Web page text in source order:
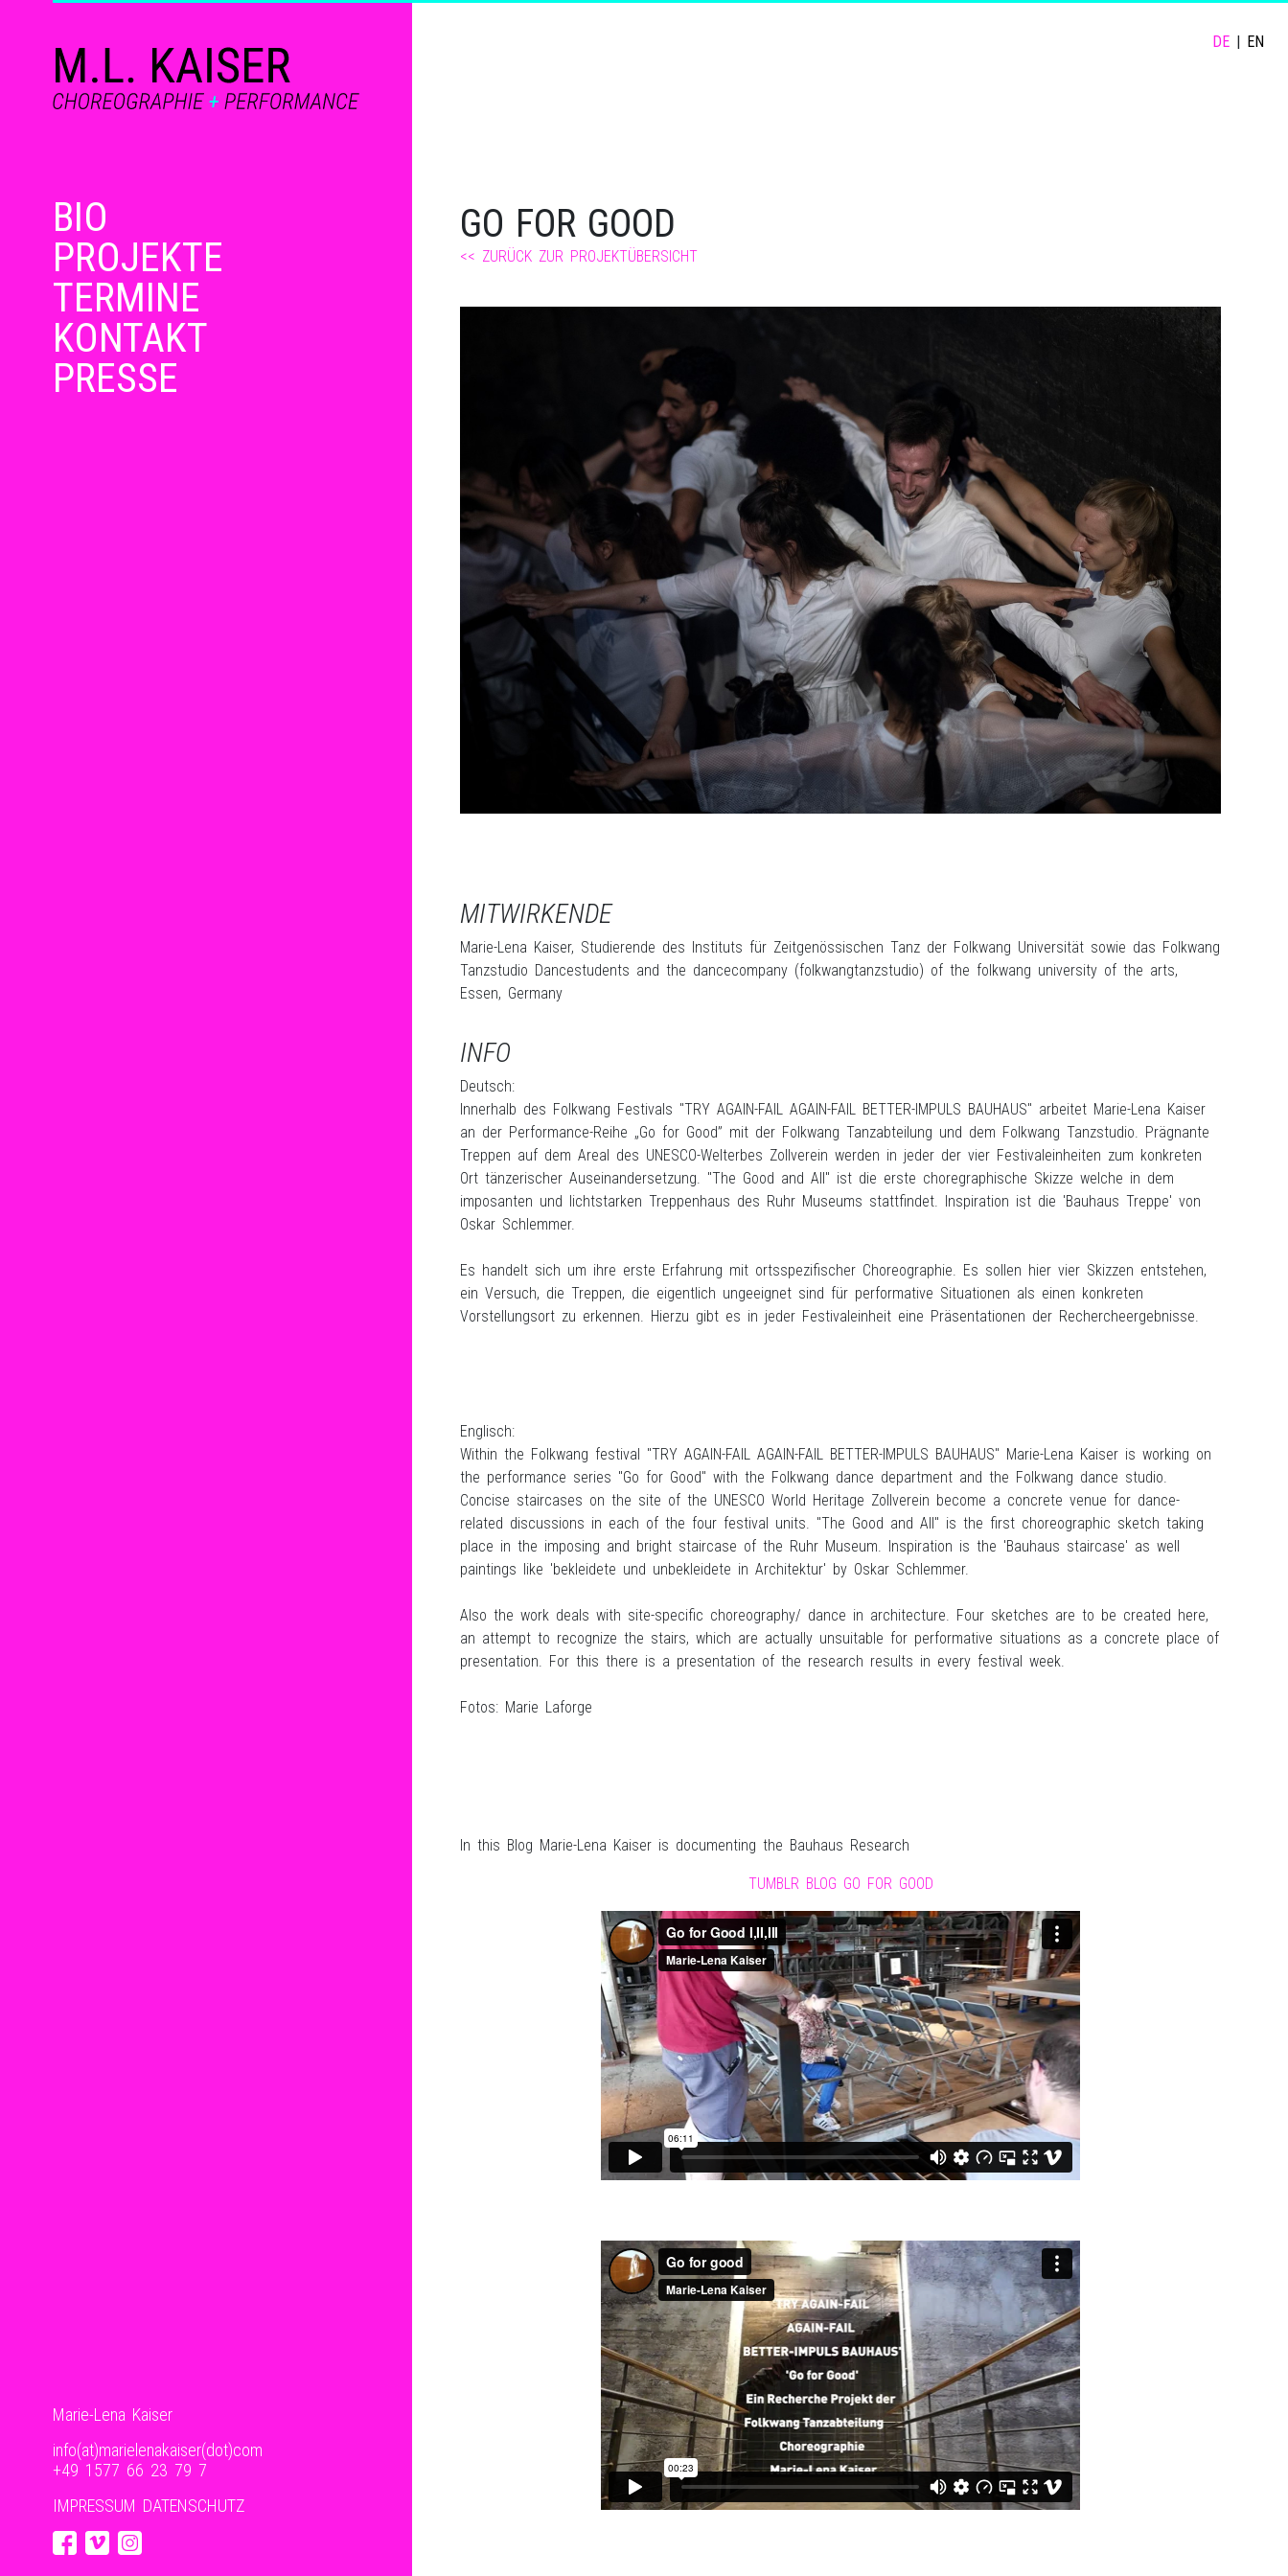
DE | EN
BIO
PROJEKTE
TERMINE
KONTAKT
PRESSE
Marie-Lena Kaiser
info(at)marielenakaiser(dot)com
+49 1577 66 23 79 7‬
IMPRESSUM DATENSCHUTZ
GO FOR GOOD
<< ZURÜCK ZUR PROJEKTÜBERSICHT
MITWIRKENDE
Marie-Lena Kaiser, Studierende des Instituts für Zeitgenössischen Tanz der Folkwang Universität sowie das Folkwang
Tanzstudio Dancestudents and the dancecompany (folkwangtanzstudio) of the folkwang university of the arts,
Essen, Germany
INFO
Deutsch:
Innerhalb des Folkwang Festivals "TRY AGAIN-FAIL AGAIN-FAIL BETTER-IMPULS BAUHAUS" arbeitet Marie-Lena Kaiser
an der Performance-Reihe „Go for Good” mit der Folkwang Tanzabteilung und dem Folkwang Tanzstudio. Prägnante
Treppen auf dem Areal des UNESCO-Welterbes Zollverein werden in jeder der vier Festivaleinheiten zum konkreten
Ort tänzerischer Auseinandersetzung. "The Good and All" ist die erste choregraphische Skizze welche in dem
imposanten und lichtstarken Treppenhaus des Ruhr Museums stattfindet. Inspiration ist die 'Bauhaus Treppe' von
Oskar Schlemmer.
Es handelt sich um ihre erste Erfahrung mit ortsspezifischer Choreographie. Es sollen hier vier Skizzen entstehen,
ein Versuch, die Treppen, die eigentlich ungeeignet sind für performative Situationen als einen konkreten
Vorstellungsort zu erkennen. Hierzu gibt es in jeder Festivaleinheit eine Präsentationen der Rechercheergebnisse.
Englisch:
Within the Folkwang festival "TRY AGAIN-FAIL AGAIN-FAIL BETTER-IMPULS BAUHAUS" Marie-Lena Kaiser is working on
the performance series "Go for Good" with the Folkwang dance department and the Folkwang dance studio.
Concise staircases on the site of the UNESCO World Heritage Zollverein become a concrete venue for dance-
related discussions in each of the four festival units. "The Good and All" is the first choreographic sketch taking
place in the imposing and bright staircase of the Ruhr Museum. Inspiration is the 'Bauhaus staircase' as well
paintings like 'bekleidete und unbekleidete in Architektur' by Oskar Schlemmer.
Also the work deals with site-specific choreography/ dance in architecture. Four sketches are to be created here,
an attempt to recognize the stairs, which are actually unsuitable for performative situations as a concrete place of
presentation. For this there is a presentation of the research results in every festival week.
Fotos: Marie Laforge
In this Blog Marie-Lena Kaiser is documenting the Bauhaus Research
TUMBLR BLOG GO FOR GOOD